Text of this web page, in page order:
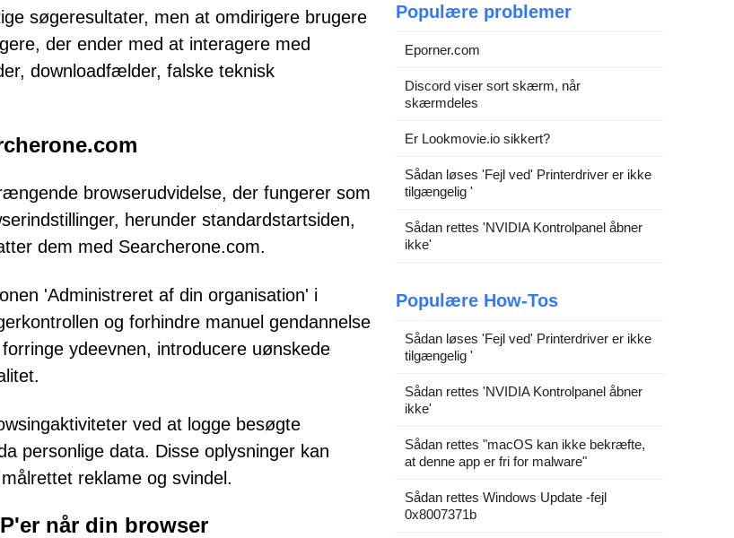
søgeresultater, men at omdirigere brugere
der ender med at interagere med
downloadfælder, falske teknisk
browserudvidelse, der fungerer som
herunder standardstartsiden,
dem med Searcherone.com.
'Administreret af din organisation' i
og forhindre manuel gendannelse
ydeevnen, introducere uønskede
ved at logge besøgte
personlige data. Disse oplysninger kan
reklame og svindel.
når din browser
Populære problemer
Eporner.com
Discord viser sort skærm, når
skærmdeles
Er Lookmovie.io sikkert?
Sådan løses 'Fejl ved' Printerdriver er ikke
tilgængelig '
Sådan rettes 'NVIDIA Kontrolpanel åbner
ikke'
Populære How-Tos
Sådan løses 'Fejl ved' Printerdriver er ikke
tilgængelig '
Sådan rettes 'NVIDIA Kontrolpanel åbner
ikke'
Sådan rettes "macOS kan ikke bekræfte,
at denne app er fri for malware"
Sådan rettes Windows Update -fejl
0x8007371b